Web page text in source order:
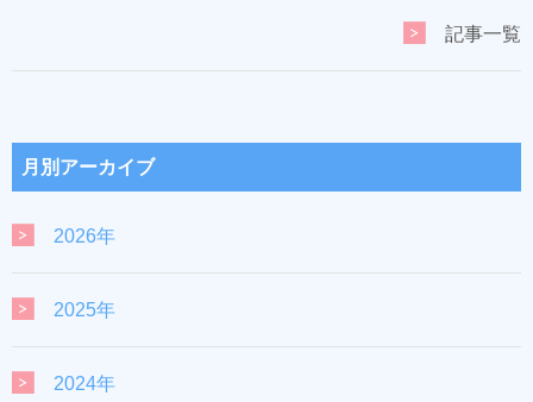
記事一覧
月別アーカイブ
2026年
2025年
2024年